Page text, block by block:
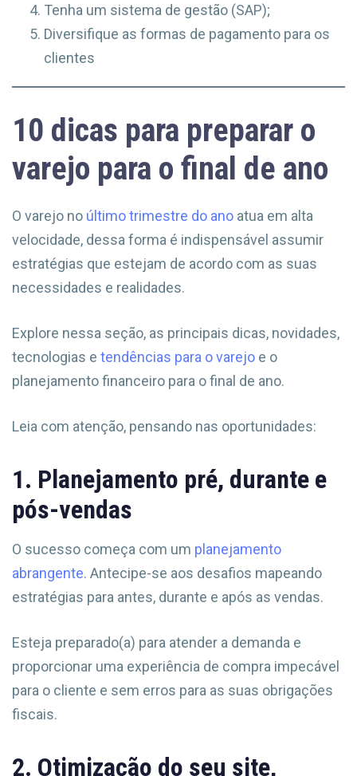
Tenha um sistema de gestão (SAP);
Diversifique as formas de pagamento para os
clientes
10 dicas para preparar o
varejo para o final de ano
O varejo no último trimestre do ano atua em alta
velocidade, dessa forma é indispensável assumir
estratégias que estejam de acordo com as suas
necessidades e realidades.
Explore nessa seção, as principais dicas, novidades,
tecnologias e tendências para o varejo e o
planejamento financeiro para o final de ano.
Leia com atenção, pensando nas oportunidades:
1. Planejamento pré, durante e
pós-vendas
O sucesso começa com um planejamento
abrangente. Antecipe-se aos desafios mapeando
estratégias para antes, durante e após as vendas.
Esteja preparado(a) para atender a demanda e
proporcionar uma experiência de compra impecável
para o cliente e sem erros para as suas obrigações
fiscais.
2. Otimização do seu site,